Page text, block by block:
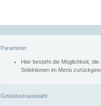
Parameter
Hier besteht die Möglichkeit,
Selektionen im Menü
Gewässerauswahl